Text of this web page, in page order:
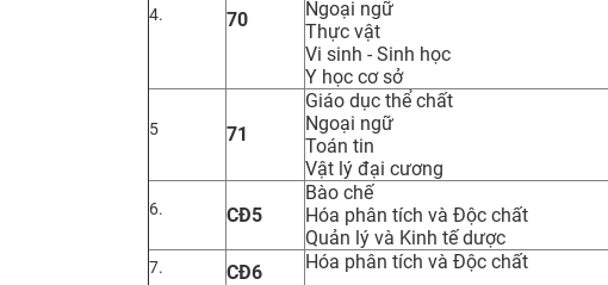
4. 70
Ngoại ngữ
Thực vật
Vi sinh - Sinh học
Y học cơ sở
5 71
Giáo dục thể chất
Ngoại ngữ
Toán tin
Vật lý đại cương
6. CĐ5
Bào chế
Hóa phân tích và Độc chất
Quản lý và Kinh tế dược
7. CĐ6 Hóa phân tích và Độc chất